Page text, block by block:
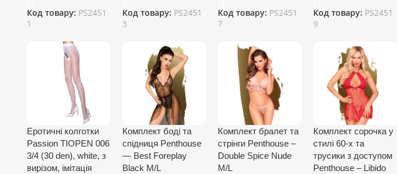
Код товару: PS2451
1
Код товару: PS2451
3
Код товару: PS2451
7
Код товару: PS2451
9
Еротичні колготки
Passion TIOPEN 006
3/4 (30 den), white, з
вирізом, імітація
Комплект боді та
спідниця Penthouse
— Best Foreplay
Black M/L
Комплект бралет та
стрінги Penthouse –
Double Spice Nude
M/L
Комплект сорочка у
стилі 60-х та
трусики з доступом
Penthouse – Libido